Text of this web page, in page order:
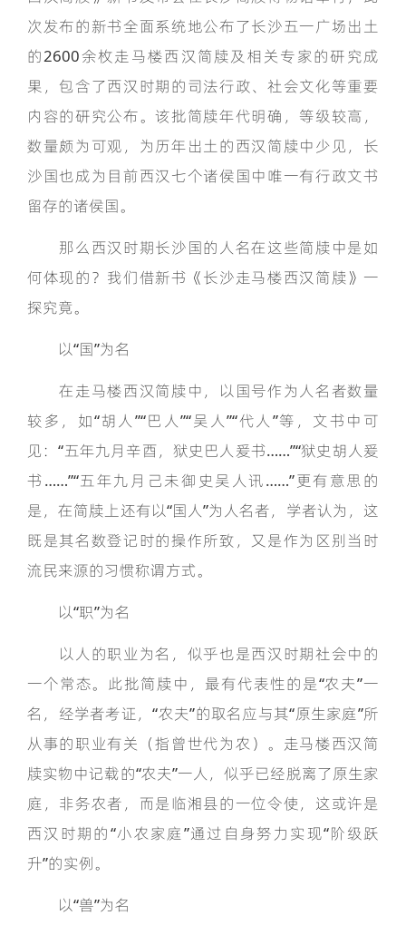
次发布的新书全面系统地公布了长沙五一广场出土
的2600余枚走马楼西汉简牍及相关专家的研究成
果，包含了西汉时期的司法行政、社会文化等重要
内容的研究公布。该批简牍年代明确，等级较高，
数量颇为可观，为历年出土的西汉简牍中少见，长
沙国也成为目前西汉七个诸侯国中唯一有行政文书
留存的诸侯国。
那么西汉时期长沙国的人名在这些简牍中是如
何体现的？我们借新书《长沙走马楼西汉简牍》一
探究竟。
以“国”为名
在走马楼西汉简牍中，以国号作为人名者数量
较多，如“胡人”“巴人”“吴人”“代人”等，文书中可
见：“五年九月辛酉，狱史巴人爰书……”“狱史胡人爰
书……”“五年九月己未御史吴人讯……”更有意思的
是，在简牍上还有以“国人”为人名者，学者认为，这
既是其名数登记时的操作所致，又是作为区别当时
流民来源的习惯称谓方式。
以“职”为名
以人的职业为名，似乎也是西汉时期社会中的
一个常态。此批简牍中，最有代表性的是“农夫”一
名，经学者考证，“农夫”的取名应与其“原生家庭”所
从事的职业有关（指曾世代为农）。走马楼西汉简
牍实物中记载的“农夫”一人，似乎已经脱离了原生家
庭，非务农者，而是临湘县的一位令使，这或许是
西汉时期的“小农家庭”通过自身努力实现“阶级跃
升”的实例。
以“兽”为名